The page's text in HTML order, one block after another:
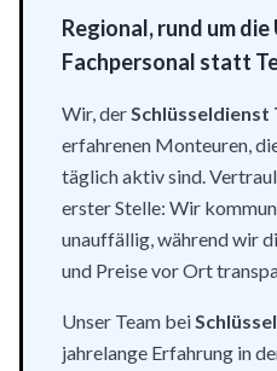
Regional, rund um
Fachpersonal statt
Wir, derSchlüsseldienst
erfahrenen Monteuren,
täglich aktiv sind.
erster Stelle: Wir
unauffällig, während wir
und Preise vor Ort
Unser Team bei
jahrelange Erfahrung in